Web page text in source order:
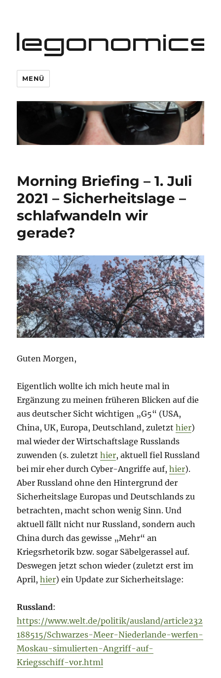
legonomics
MENÜ
Morning Briefing – 1. Juli
2021 – Sicherheitslage –
schlafwandeln wir
gerade?
Guten Morgen,
Eigentlich wollte ich mich heute mal in
Ergänzung zu meinen früheren Blicken auf die
aus deutscher Sicht wichtigen „G5“ (USA,
China, UK, Europa, Deutschland, zuletzthier)
mal wieder der Wirtschaftslage Russlands
zuwenden (s. zuletzthier, aktuell fiel Russland
bei mir eher durch Cyber-Angriffe auf,hier).
Aber Russland ohne den Hintergrund der
Sicherheitslage Europas und Deutschlands zu
betrachten, macht schon wenig Sinn. Und
aktuell fällt nicht nur Russland, sondern auch
China durch das gewisse „Mehr“ an
Kriegsrhetorik bzw. sogar Säbelgerassel auf.
Deswegen jetzt schon wieder (zuletzt erst im
April,hier) ein Update zur Sicherheitslage:
Russland:
https://www.welt.de/politik/ausland/article232
188515/Schwarzes-Meer-Niederlande-werfen-
Moskau-simulierten-Angriff-auf-
Kriegsschiff-vor.html